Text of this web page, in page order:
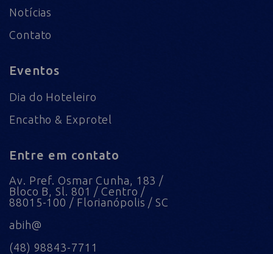
Notícias
Contato
Eventos
Dia do Hoteleiro
Encatho & Exprotel
Entre em contato
Av. Pref. Osmar Cunha, 183 /
Bloco B, Sl. 801 / Centro /
88015-100 / Florianópolis / SC
abih@
(48) 98843-7711